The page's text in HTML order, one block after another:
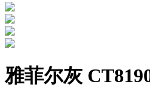
雅菲尔灰